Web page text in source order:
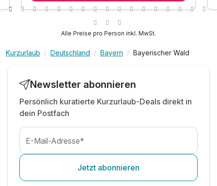
inkl. Nutzung des Spa-Bereichs mit Pool & 2
inkl. aktivCARD 130 kostenfreie Freizeitangebote
Wanderbuses
Alle Preise pro Person inkl. MwSt.
Kurzurlaub Deutschland Bayern Bayerischer Wald
Newsletter abonnieren
Persönlich kuratierte Kurzurlaub-Deals direkt in
dein Postfach
E-Mail-Adresse*
Jetzt abonnieren